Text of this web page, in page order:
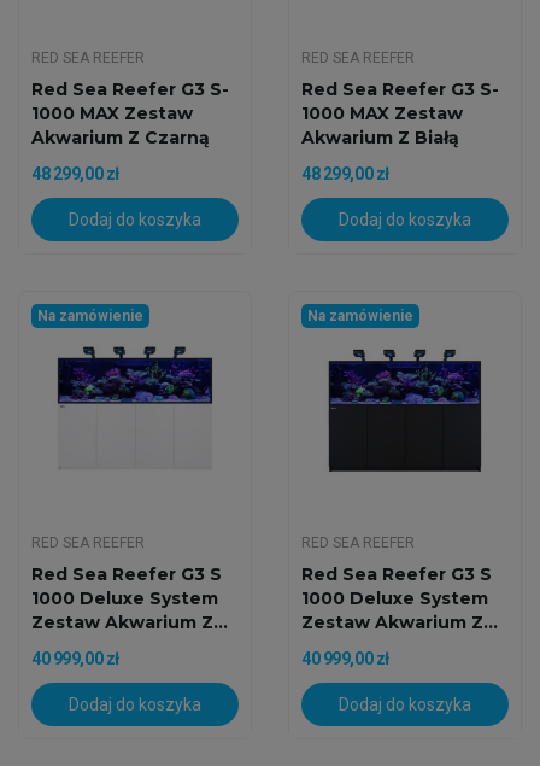
RED SEA REEFER
Red Sea Reefer G3 S-
1000 MAX Zestaw
Akwarium Z Czarną
Szafką
48 299,00 zł
Dodaj do koszyka
RED SEA REEFER
Red Sea Reefer G3 S-
1000 MAX Zestaw
Akwarium Z Białą
Szafką
48 299,00 zł
Dodaj do koszyka
Na zamówienie
RED SEA REEFER
Red Sea Reefer G3 S
1000 Deluxe System
Zestaw Akwarium Z...
40 999,00 zł
Dodaj do koszyka
Na zamówienie
RED SEA REEFER
Red Sea Reefer G3 S
1000 Deluxe System
Zestaw Akwarium Z...
40 999,00 zł
Dodaj do koszyka